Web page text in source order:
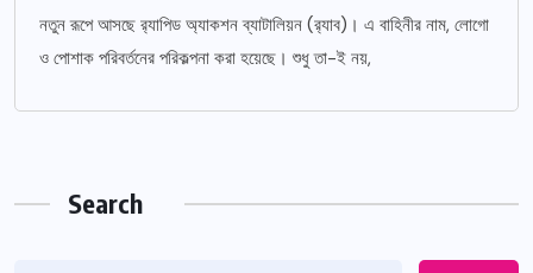
নতুন রূপে আসছে র‌্যাপিড অ্যাকশন ব্যাটালিয়ন (র‌্যাব)। এ বাহিনীর নাম, লোগো
ও পোশাক পরিবর্তনের পরিকল্পনা করা হয়েছে। শুধু তা-ই নয়,
Search